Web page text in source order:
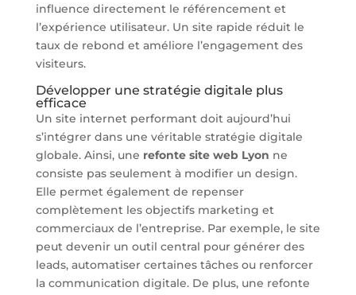
influence directement le référencement et
l’expérience utilisateur. Un site rapide réduit le
taux de rebond et améliore l’engagement des
visiteurs.
Développer une stratégie digitale plus
efficace
Un site internet performant doit aujourd’hui
s’intégrer dans une véritable stratégie digitale
globale. Ainsi, une refonte site web Lyon ne
consiste pas seulement à modifier un design.
Elle permet également de repenser
complètement les objectifs marketing et
commerciaux de l’entreprise. Par exemple, le site
peut devenir un outil central pour générer des
leads, automatiser certaines tâches ou renforcer
la communication digitale. De plus, une refonte